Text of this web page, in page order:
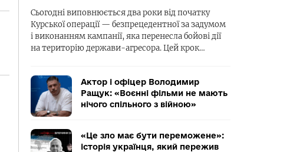
Сьогодні виповнюється два роки від початку
Курської операції — безпрецедентної за задумом
і виконанням кампанії, яка перенесла бойові дії
на територію держави-агресора. Цей крок…
Актор і офіцер Володимир
Ращук: «Воєнні фільми не мають
нічого спільного з війною»
«Це зло має бути переможене»:
історія українця, який пережив